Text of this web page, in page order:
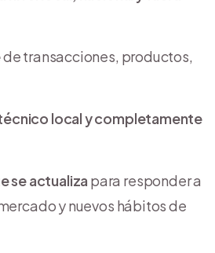
de transacciones, productos,
local y completamente
se actualiza para responder a
y nuevos hábitos de